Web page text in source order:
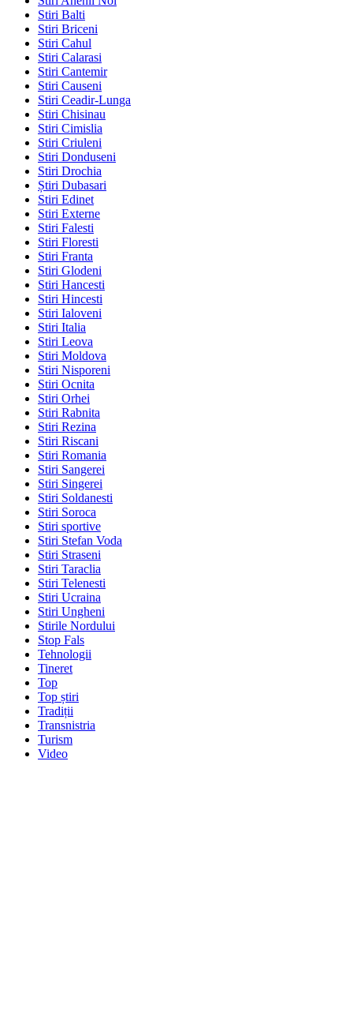
Stiri Balti
Stiri Briceni
Stiri Cahul
Stiri Calarasi
Stiri Cantemir
Stiri Causeni
Stiri Ceadir-Lunga
Stiri Chisinau
Stiri Cimislia
Stiri Criuleni
Stiri Donduseni
Stiri Drochia
Știri Dubasari
Stiri Edinet
Stiri Externe
Stiri Falesti
Stiri Floresti
Stiri Franta
Stiri Glodeni
Stiri Hancesti
Stiri Hincesti
Stiri Ialoveni
Stiri Italia
Stiri Leova
Stiri Moldova
Stiri Nisporeni
Stiri Ocnita
Stiri Orhei
Stiri Rabnita
Stiri Rezina
Stiri Riscani
Stiri Romania
Stiri Sangerei
Stiri Singerei
Stiri Soldanesti
Stiri Soroca
Stiri sportive
Stiri Stefan Voda
Stiri Straseni
Stiri Taraclia
Stiri Telenesti
Stiri Ucraina
Stiri Ungheni
Stirile Nordului
Stop Fals
Tehnologii
Tineret
Top
Top știri
Tradiții
Transnistria
Turism
Video